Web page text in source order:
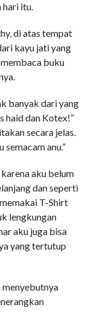
hari itu.
di atas tempat
kayu jati yang
buku
banyak dari yang
haid dan Kotex!”
secara jelas.
anu.”
aku belum
dan seperti
T-Shirt
lengkungan
aku juga bisa
yang tertutup
menyebutnya